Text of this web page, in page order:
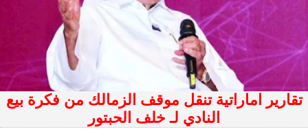
تقارير اماراتية تنقل موقف الزمالك من فكرة بيع
النادي لـ خلف الحبتور